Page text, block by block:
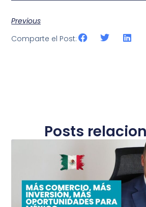
Previous
Comparte el Post:
Posts